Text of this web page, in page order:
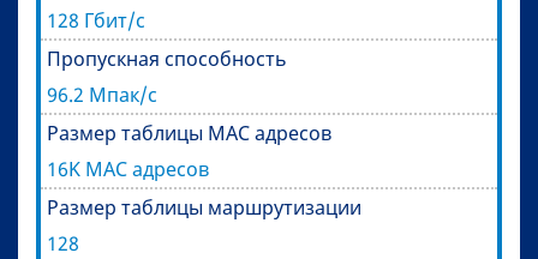
128 Гбит/с
Пропускная способность
96.2 Мпак/с
Размер таблицы MAC адресов
16K MAC адресов
Размер таблицы маршрутизации
128